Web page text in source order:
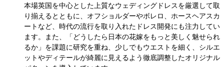
本場英国を中心とした上質なウェディングドレスを厳選して取
り揃えるとともに、オフショルダーやボレロ、ホースヘアスカ
ートなど、時代の流行を取り入れたドレス開発にも注力してい
ます。また、「どうしたら日本の花嫁をもっと美しく魅せられ
るか」を課題に研究を重ね、少しでもウエストを細く、シルエ
ットやディテールが綺麗に見えるよう徹底調整したオリジナル